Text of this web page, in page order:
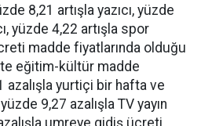
8,21 artışla yazıcı, yüzde
yüzde 4,22 artışla spor
madde fiyatlarında olduğu
eğitim-kültür madde
azalışla yurtiçi bir hafta ve
9,27 azalışla TV yayın
umreye gidiş ücreti